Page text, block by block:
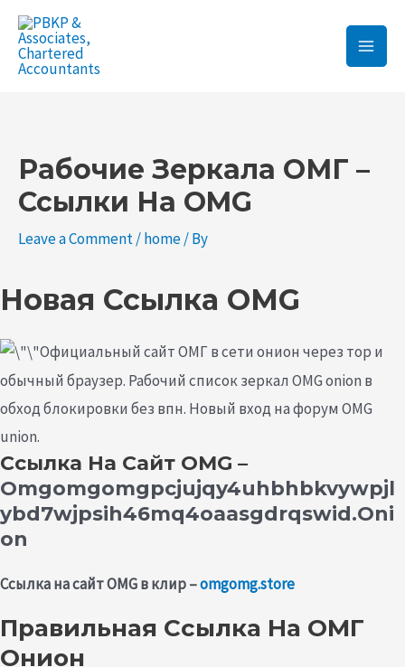
Skip
content
Main
Рабочие Зеркала ОМГ –
Ссылки На OMG
Leave a Comment/home/ By
Новая Ссылка OMG
Официальный сайт ОМГ в сети онион через тор и
обычный браузер. Рабочий список зеркал OMG onion в
обход блокировки без впн. Новый вход на форум OMG
union.
Ссылка На Сайт OMG –
Omgomgomgpcjujqy4uhbhbkvywpjl
Ybd7wjpsih46mq4oaasgdrqswid.oni
On
Ссылка на сайт OMG в клир –omgomg.store
Правильная Ссылка На ОМГ
Онион